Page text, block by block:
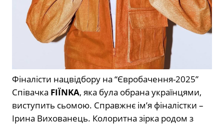
Фіналісти нацвідбору на “Євробачення-2025”
Співачка FIЇNKA, яка була обрана українцями,
виступить сьомою. Справжнє ім’я фіналістки –
Ірина Вихованець. Колоритна зірка родом з